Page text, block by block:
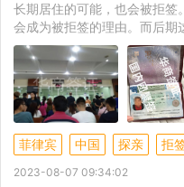
长期居住的可能，也会被拒签
会成为被拒签的理由。而后期
菲律宾 中国 探亲 拒
2023-08-07 09:34:02